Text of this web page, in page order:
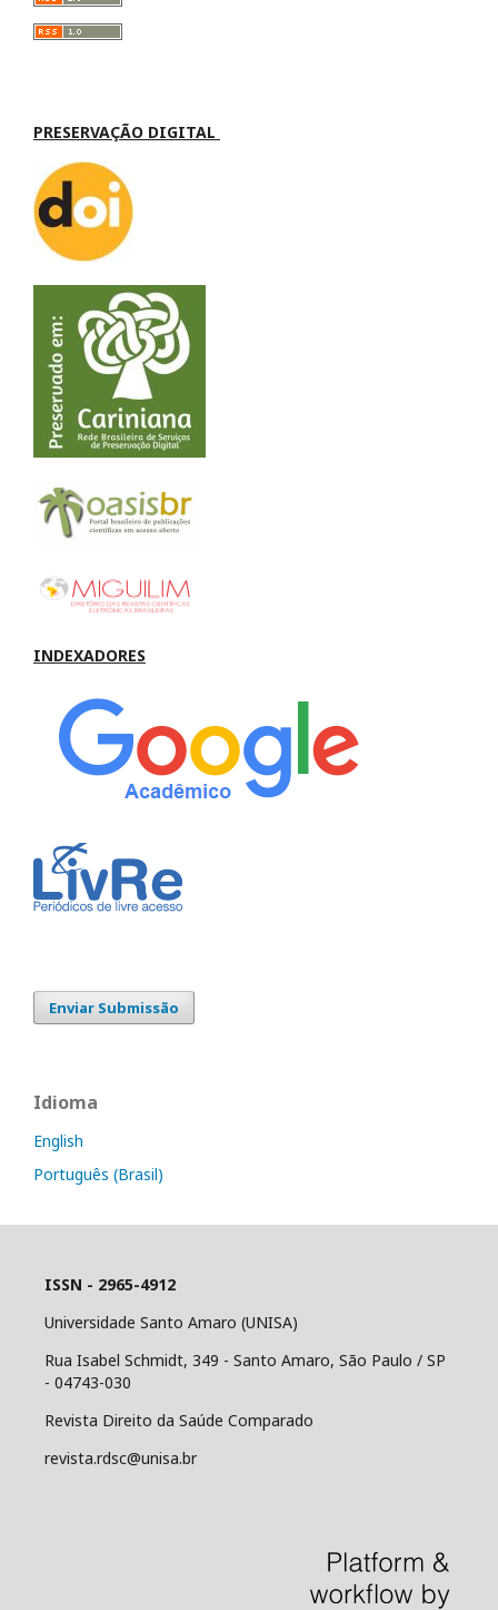
PRESERVAÇÃO DIGITAL
INDEXADORES
Enviar Submissão
Idioma
English
Português (Brasil)
ISSN - 2965-4912
Universidade Santo Amaro (UNISA)
Rua Isabel Schmidt, 349 - Santo Amaro, São Paulo / SP
- 04743-030
Revista Direito da Saúde Comparado
revista.rdsc@unisa.br